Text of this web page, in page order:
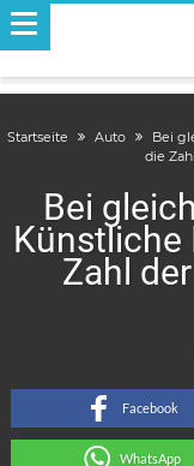
Startseite Auto
Bei
die
Bei
Künstliche
Zahl
Facebook
WhatsApp